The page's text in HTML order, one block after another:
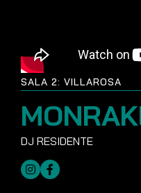
SALA 2: VILLAROSA